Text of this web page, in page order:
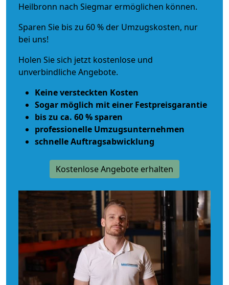
Heilbronn nach Siegmar ermöglichen können.
Sparen Sie bis zu 60 % der Umzugskosten, nur
bei uns!
Holen Sie sich jetzt kostenlose und
unverbindliche Angebote.
Keine versteckten Kosten
Sogar möglich mit einer Festpreisgarantie
bis zu ca. 60 % sparen
professionelle Umzugsunternehmen
schnelle Auftragsabwicklung
Kostenlose Angebote erhalten